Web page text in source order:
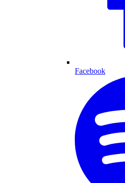
Facebook